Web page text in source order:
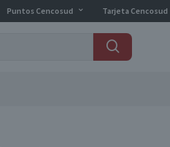
Puntos Cencosud Tarjeta Cencosud